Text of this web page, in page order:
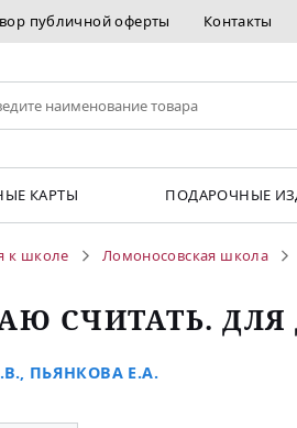
публичной оферты Контакты
КАРТЫ ПОДАРОЧНЫЕ
к школе Ломоносовская школа
СЧИТАТЬ. ДЛЯ
, ПЬЯНКОВА Е.А.